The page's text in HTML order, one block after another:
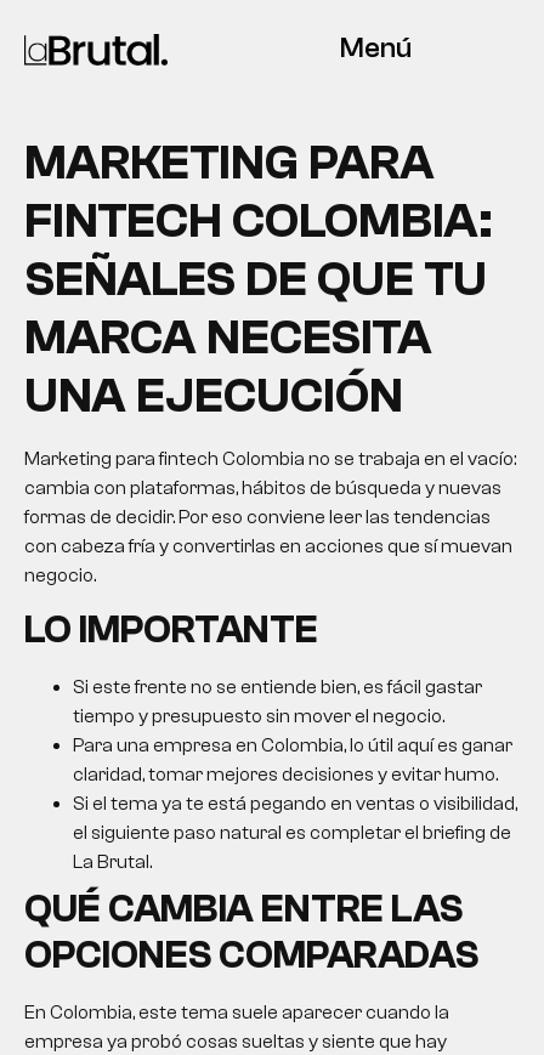
Menú
MARKETING PARA
FINTECH COLOMBIA:
SEÑALES DE QUE TU
MARCA NECESITA
UNA EJECUCIÓN
Marketing para fintech Colombia no se trabaja en el vacío:
cambia con plataformas, hábitos de búsqueda y nuevas
formas de decidir. Por eso conviene leer las tendencias
con cabeza fría y convertirlas en acciones que sí muevan
negocio.
LO IMPORTANTE
Si este frente no se entiende bien, es fácil gastar
tiempo y presupuesto sin mover el negocio.
Para una empresa en Colombia, lo útil aquí es ganar
claridad, tomar mejores decisiones y evitar humo.
Si el tema ya te está pegando en ventas o visibilidad,
el siguiente paso natural es completar el briefing de
La Brutal.
QUÉ CAMBIA ENTRE LAS
OPCIONES COMPARADAS
En Colombia, este tema suele aparecer cuando la
empresa ya probó cosas sueltas y siente que hay